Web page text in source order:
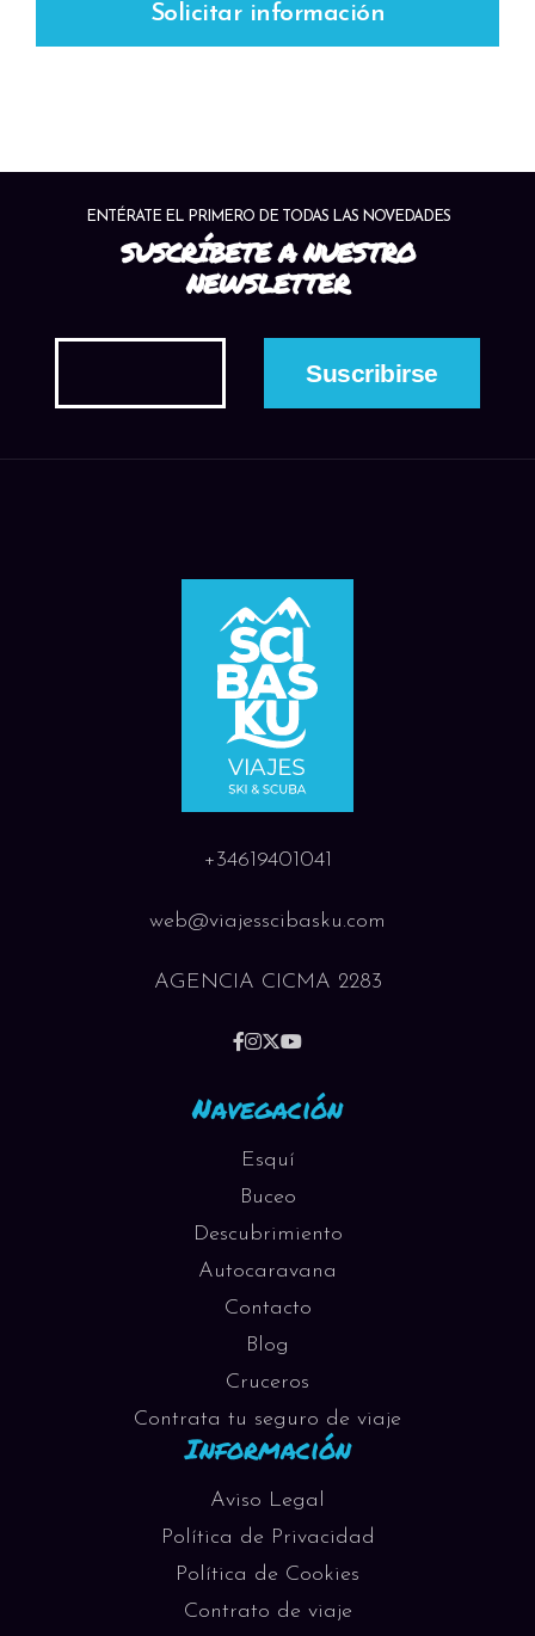
Solicitar información
ENTÉRATE EL PRIMERO DE TODAS LAS NOVEDADES
SUSCRÍBETE A NUESTRO
NEWSLETTER
+34619401041
web@viajesscibasku.com
AGENCIA CICMA 2283
Navegación
Esquí
Buceo
Descubrimiento
Autocaravana
Contacto
Blog
Cruceros
Contrata tu seguro de viaje
Información
Aviso Legal
Política de Privacidad
Política de Cookies
Contrato de viaje